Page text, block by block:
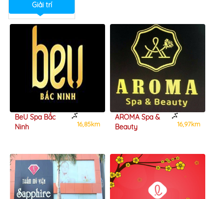
Giải trí
BeU Spa Bắc
Ninh
16,85km
AROMA Spa &
Beauty
16,97km